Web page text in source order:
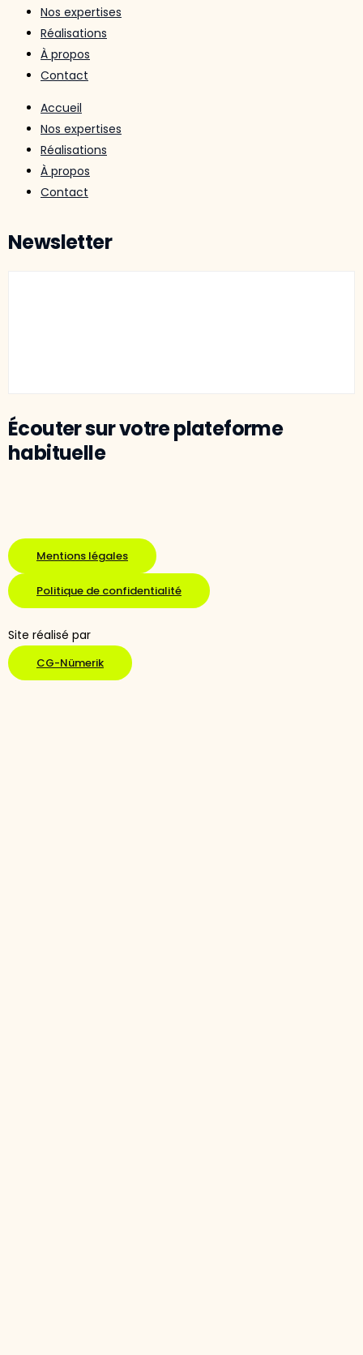
Nos expertises
Réalisations
À propos
Contact
Accueil
Nos expertises
Réalisations
À propos
Contact
Newsletter
Écouter sur votre plateforme
habituelle
Site réalisé par
CG-Nümerik
Mentions légales
Politique de confidentialité